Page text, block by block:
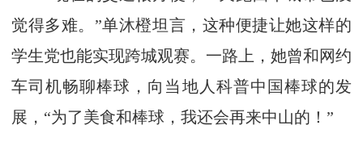
觉得多难。”单沐橙坦言，这种便捷让她这样的
学生党也能实现跨城观赛。一路上，她曾和网约
车司机畅聊棒球，向当地人科普中国棒球的发
展，“为了美食和棒球，我还会再来中山的！”